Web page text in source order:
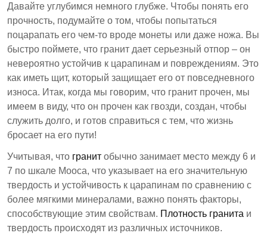
твердости около 7, аналогичный граниту.
Понимание твердости гранита имеет решающее
значение для выбора материалов для прочных
поверхностей.
Давайте углубимся немного глубже. Чтобы понять его
прочность, подумайте о том, чтобы попытаться
поцарапать его чем-то вроде монеты или даже ножа. Вы
быстро поймете, что гранит дает серьезный отпор – он
невероятно устойчив к царапинам и повреждениям. Это
как иметь щит, который защищает его от повседневного
износа. Итак, когда мы говорим, что гранит прочен, мы
имеем в виду, что он прочен как гвозди, создан, чтобы
служить долго, и готов справиться с тем, что жизнь
бросает на его пути!
Учитывая, что гранит обычно занимает место между 6 и
7 по шкале Мооса, что указывает на его значительную
твердость и устойчивость к царапинам по сравнению с
более мягкими минералами, важно понять факторы,
способствующие этим свойствам. Плотность гранита и
твердость происходят из различных источников.